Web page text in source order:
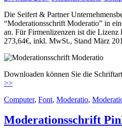
Die Seifert & Partner
“Moderationsschrift Moderatio” in
an. Für Firmenlizenzen ist die
273,64€, inkl. MwSt., Stand März
Downloaden können Sie die
>>
Computer, Font, Moderatio,
Moderationsschrift